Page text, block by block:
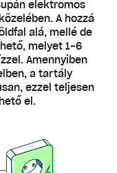
elektromos
A hozzá
alá, mellé de
melyet 1-6
Amennyiben
a tartály
ezzel teljesen
el.